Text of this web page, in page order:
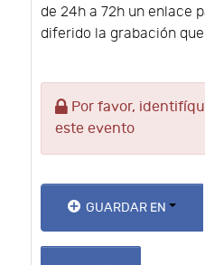
de 24h a 72h un enlace
diferido la grabación
Por favor,
este evento
GUARDAR EN